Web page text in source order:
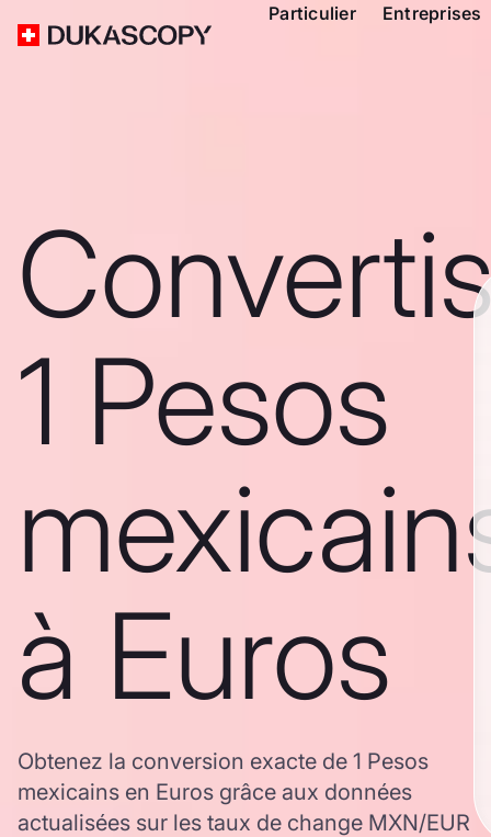
Particulier Entreprises
1 Pesos
à Euros
Obtenez la conversion exacte de 1 Pesos
mexicains en Euros grâce aux données
actualisées sur les taux de change MXN/EUR